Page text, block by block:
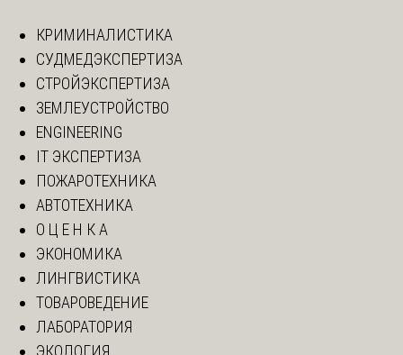
КРИМИНАЛИСТИКА
СУДМЕДЭКСПЕРТИЗА
СТРОЙЭКСПЕРТИЗА
ЗЕМЛЕУСТРОЙСТВО
ENGINEERING
IT ЭКСПЕРТИЗА
ПОЖАРОТЕХНИКА
АВТОТЕХНИКА
О Ц Е Н К А
ЭКОНОМИКА
ЛИНГВИСТИКА
ТОВАРОВЕДЕНИЕ
ЛАБОРАТОРИЯ
ЭКОЛОГИЯ